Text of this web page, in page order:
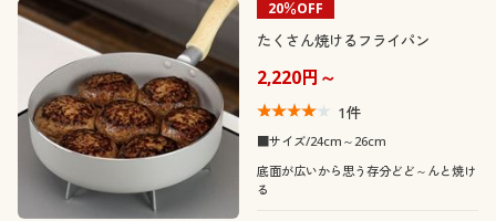
20％OFF
たくさん焼けるフライパン
2,220円～
1件
■サイズ/24cm～26cm
底面が広いから思う存分どど～んと焼け
る